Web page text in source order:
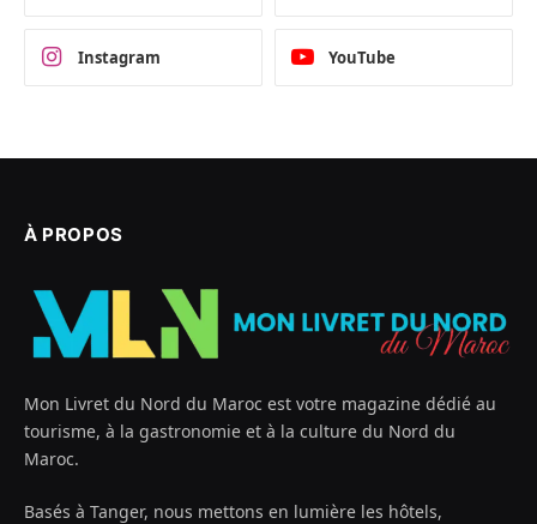
Instagram YouTube
À PROPOS
Mon Livret du Nord du Maroc est votre magazine dédié au
tourisme, à la gastronomie et à la culture du Nord du
Maroc.
Basés à Tanger, nous mettons en lumière les hôtels,